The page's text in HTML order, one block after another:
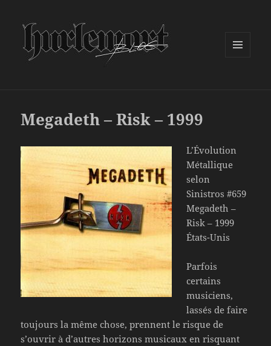
Megadeth – Risk – 1999
L’Évolution
Métallique
selon
Sinistros #659
Megadeth –
Risk – 1999
États-Unis
Parfois
certains
musiciens,
lassés de faire
toujours la même chose, prennent le risque de
s’ouvrir à d’autres horizons musicaux en risquant